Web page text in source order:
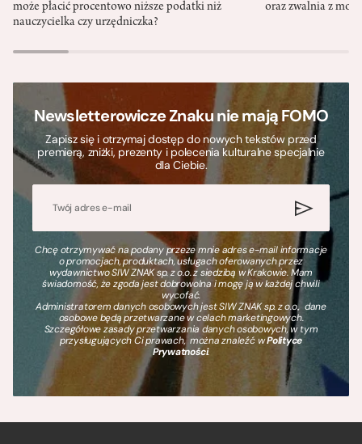
może płacić procentowo niższe podatki niż
nauczycielka czy urzędniczka?
oraz zwalnia z
Newsletterowicze Znaku nie mają FOMO
Zapisz się i otrzymaj dostęp do nowych tekstów przed
premierą, zniżki, prezenty i polecenia kulturalne specjalnie
dla Ciebie.
Chcę otrzymywać na podany przeze mnie adres e-mail informacje
o promocjach, produktach, usługach oferowanych przez
wydawnictwo SIW ZNAK sp. z o.o. z siedzibą w Krakowie. Mam
świadomość, że zgoda jest dobrowolna i mogę ją w każdej chwili
wycofać.
Administratorem danych osobowych jest SIW ZNAK sp. z o.o., dane
osobowe będą przetwarzane w celach marketingowych.
Szczegółowe zasady przetwarzania danych osobowych, w tym
przysługujących Ci prawach, można znaleźć wPolityce
Prywatności.